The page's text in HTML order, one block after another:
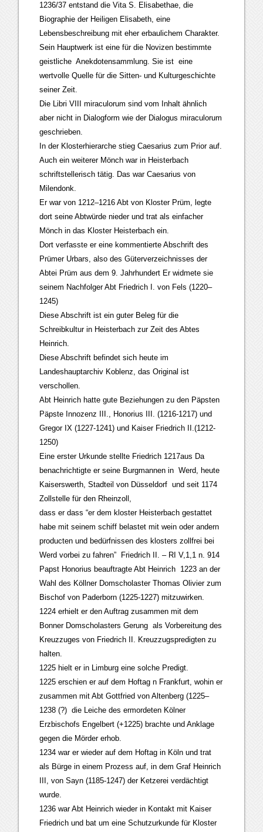
1236/37 entstand die Vita S. Elisabethae, die
Biographie der Heiligen Elisabeth, eine
Lebensbeschreibung mit eher erbaulichem Charakter.
Sein Hauptwerk ist eine für die Novizen bestimmte
geistliche Anekdotensammlung. Sie ist eine
wertvolle Quelle für die Sitten- und Kulturgeschichte
seiner Zeit.
Die Libri VIII miraculorum sind vom Inhalt ähnlich
aber nicht in Dialogform wie der Dialogus miraculorum
geschrieben.
In der Klosterhierarche stieg Caesarius zum Prior auf.
Auch ein weiterer Mönch war in Heisterbach
schriftstellerisch tätig. Das war Caesarius von
Milendonk.
Er war von 1212–1216 Abt von Kloster Prüm, legte
dort seine Abtwürde nieder und trat als einfacher
Mönch in das Kloster Heisterbach ein.
Dort verfasste er eine kommentierte Abschrift des
Prümer Urbars, also des Güterverzeichnisses der
Abtei Prüm aus dem 9. Jahrhundert Er widmete sie
seinem Nachfolger Abt Friedrich I. von Fels (1220–
1245)
Diese Abschrift ist ein guter Beleg für die
Schreibkultur in Heisterbach zur Zeit des Abtes
Heinrich.
Diese Abschrift befindet sich heute im
Landeshauptarchiv Koblenz, das Original ist
verschollen.
Abt Heinrich hatte gute Beziehungen zu den Päpsten
Päpste Innozenz III., Honorius III. (1216-1217) und
Gregor IX (1227-1241) und Kaiser Friedrich II.(1212-
1250)
Eine erster Urkunde stellte Friedrich 1217aus Da
benachrichtigte er seine Burgmannen in Werd, heute
Kaiserswerth, Stadteil von Düsseldorf und seit 1174
Zollstelle für den Rheinzoll,
dass er dass “er dem kloster Heisterbach gestattet
habe mit seinem schiff belastet mit wein oder andern
producten und bedürfnissen des klosters zollfrei bei
Werd vorbei zu fahren” Friedrich II. – RI V,1,1 n. 914
Papst Honorius beauftragte Abt Heinrich 1223 an der
Wahl des Köllner Domscholaster Thomas Olivier zum
Bischof von Paderborn (1225-1227) mitzuwirken.
1224 erhielt er den Auftrag zusammen mit dem
Bonner Domscholasters Gerung als Vorbereitung des
Kreuzzuges von Friedrich II. Kreuzzugspredigten zu
halten.
1225 hielt er in Limburg eine solche Predigt.
1225 erschien er auf dem Hoftag n Frankfurt, wohin er
zusammen mit Abt Gottfried von Altenberg (1225–
1238 (?) die Leiche des ermordeten Kölner
Erzbischofs Engelbert (+1225) brachte und Anklage
gegen die Mörder erhob.
1234 war er wieder auf dem Hoftag in Köln und trat
als Bürge in einem Prozess auf, in dem Graf Heinrich
III, von Sayn (1185-1247) der Ketzerei verdächtigt
wurde.
1236 war Abt Heinrich wieder in Kontakt mit Kaiser
Friedrich und bat um eine Schutzurkunde für Kloster